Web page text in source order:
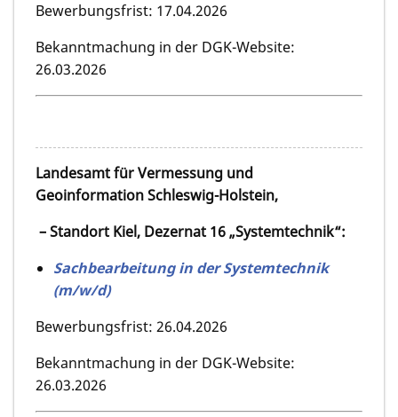
Bewerbungsfrist: 17.04.2026
Bekanntmachung in der DGK-Website:
26.03.2026
Landesamt für Vermessung und
Geoinformation Schleswig-Holstein,
– Standort Kiel, Dezernat 16 „Systemtechnik“:
Sachbearbeitung in der Systemtechnik
(m/w/d)
Bewerbungsfrist: 26.04.2026
Bekanntmachung in der DGK-Website:
26.03.2026